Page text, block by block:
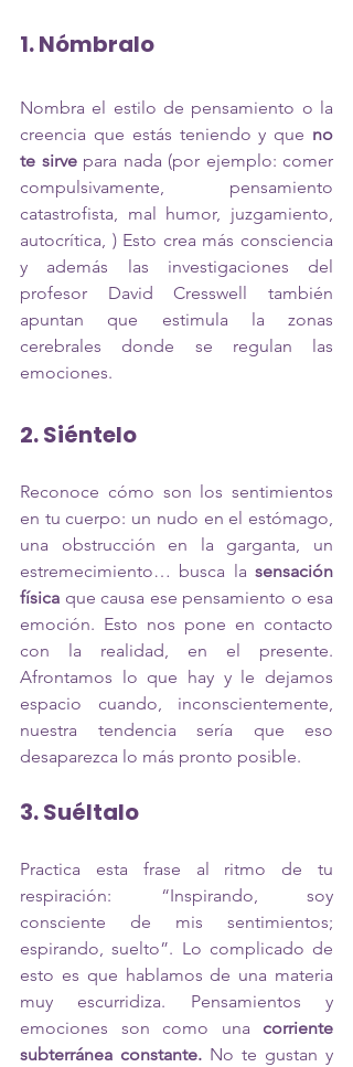
1. Nómbralo
Nombra el estilo de pensamiento o la
creencia que estás teniendo y que no
te sirve para nada (por ejemplo: comer
compulsivamente, pensamiento
catastrofista, mal humor, juzgamiento,
autocrítica, ) Esto crea más consciencia
y además las investigaciones del
profesor David Cresswell también
apuntan que estimula la zonas
cerebrales donde se regulan las
emociones.
2. Siéntelo
Reconoce cómo son los sentimientos
en tu cuerpo: un nudo en el estómago,
una obstrucción en la garganta, un
estremecimiento… busca la sensación
física que causa ese pensamiento o esa
emoción. Esto nos pone en contacto
con la realidad, en el presente.
Afrontamos lo que hay y le dejamos
espacio cuando, inconscientemente,
nuestra tendencia sería que eso
desaparezca lo más pronto posible.
3. Suéltalo
Practica esta frase al ritmo de tu
respiración: “Inspirando, soy
consciente de mis sentimientos;
espirando, suelto”. Lo complicado de
esto es que hablamos de una materia
muy escurridiza. Pensamientos y
emociones son como una corriente
subterránea constante. No te gustan y